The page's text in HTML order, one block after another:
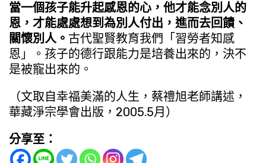
當一個孩子能升起感恩的心，他才能念別人的
恩，才能處處想到為別人付出，進而去回饋、
關懷別人。 古代聖賢教育我們「習勞者知感
恩」。孩子的德行跟能力是培養出來的，決不
是被寵出來的。
（文取自幸福美滿的人生，蔡禮旭老師講述，
華藏淨宗學會出版，2005.5月）
分享至：